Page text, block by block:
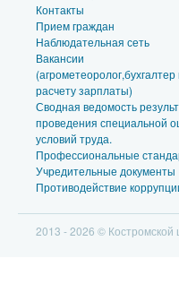
Контакты
Прием граждан
Наблюдательная сеть
Вакансии
(агрометеоролог,бухгалтер
расчету зарплаты)
Сводная ведомость
проведения специальной
условий труда.
Профессиональные
Учредительные документы
Противодействие
2013 - 2026 ©